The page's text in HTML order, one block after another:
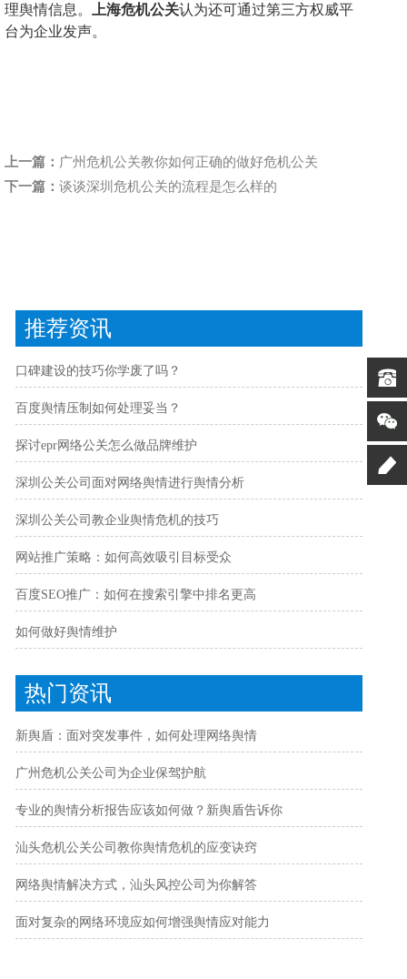
理舆情信息。
上海危机公关认为还可通过第三方权威平
台为企业发声。
上一篇： 广州危机公关教你如何正确的做好危机公关
下一篇： 谈谈深圳危机公关的流程是怎么样的
推荐资讯
口碑建设的技巧你学废了吗？
百度舆情压制如何处理妥当？
探讨epr网络公关怎么做品牌维护
深圳公关公司面对网络舆情进行舆情分析
深圳公关公司教企业舆情危机的技巧
网站推广策略：如何高效吸引目标受众
百度SEO推广：如何在搜索引擎中排名更高
如何做好舆情维护
热门资讯
新舆盾：面对突发事件，如何处理网络舆情
广州危机公关公司为企业保驾护航
专业的舆情分析报告应该如何做？新舆盾告诉你
汕头危机公关公司教你舆情危机的应变诀窍
网络舆情解决方式，汕头风控公司为你解答
面对复杂的网络环境应如何增强舆情应对能力